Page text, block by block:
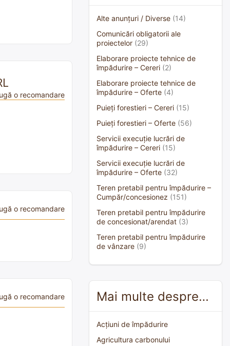
o recomandare
o recomandare
o recomandare
Alte anunțuri / Diverse (14)
Comunicări obligatorii ale
proiectelor (29)
Elaborare proiecte tehnice de
împădurire – Cereri (2)
Elaborare proiecte tehnice de
împădurire – Oferte (4)
Puieți forestieri – Cereri (15)
Puieți forestieri – Oferte (56)
Servicii execuție lucrări de
împădurire – Cereri (15)
Servicii execuție lucrări de
împădurire – Oferte (32)
Teren pretabil pentru împădurire –
Cumpăr/concesionez (151)
Teren pretabil pentru împădurire
de concesionat/arendat (3)
Teren pretabil pentru împădurire
de vânzare (9)
Mai multe despre…
Acțiuni de împădurire
Agricultura carbonului